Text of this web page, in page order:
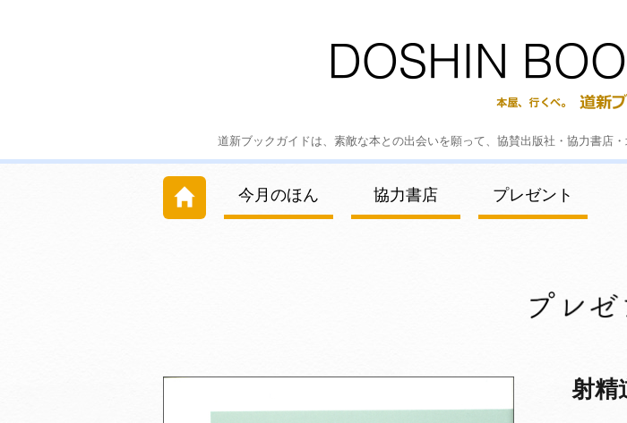
道新ブックガイドは、素敵な本との出会いを願って、協賛出版社・協力書店
今月のほん 協力書店 プレゼント
射精